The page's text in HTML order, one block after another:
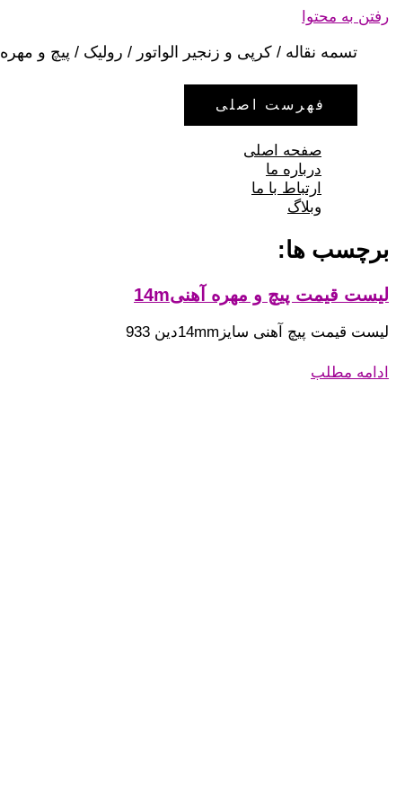
رفتن به محتوا
تسمه نقاله / کرپی و زنجیر الواتور / رولیک / پیچ و مهره
فهرست اصلی
صفحه اصلی
درباره ما
ارتباط با ما
وبلاگ
برچسب ها:
لیست قیمت پیچ و مهره آهنی14m
لیست قیمت پیچ آهنی سایز14mmدین 933
ادامه مطلب